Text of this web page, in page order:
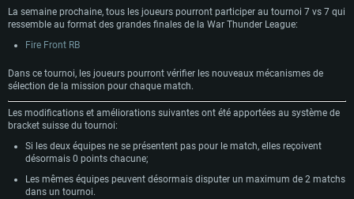
Disque dur: 23.1 Go (client minimal)
Recommandée
OS: Windows 10/11 (64 bit)
Processeur: Intel Core i5 ou Ryzen5 3600 et plus
Mémoire: 16 GB et plus
1060 et plus, Radeon RX 570 et plus.
Connection: Connexion Internet à haut débit
Disque dur: 75.9 Go (client complet)
Connection: Connexion Internet à haut débit
Disque dur: 62,2 Go (client minimal)
OS: Mac OS Big Sur 11.0 ou plus récent
Processeur: Core i7 (Les processeurs Intel Xeon ne sont pas supportés)
Mémoire: 8 GB
Carte graphique: Radeon Vega II ou plus avec support de Metal
Connection: Connexion Internet à haut débit
Disque dur: 62,2 Go (client complet)
Connection: Connexion Internet à haut débit
Disque dur: 62,2 Go (client minimal)
OS: Ubuntu 20.04 64bit
Processeur: Intel Core i7
Mémoire: 8 GB
Carte graphique: NVIDIA 1060 avec les derniers drivers (moins de 6 mois) /
de même pour AMD (Radeon RX 570) avec les derniers drivers de moins de
Connection: Connexion Internet à haut débit
La semaine prochaine, tous les joueurs pourront participer au tournoi 7 vs 7 qui
ressemble au format des grandes finales de la War Thunder League:
Fire Front RB
Dans ce tournoi, les joueurs pourront vérifier les nouveaux mécanismes de
sélection de la mission pour chaque match.
Les modifications et améliorations suivantes ont été apportées au système de
bracket suisse du tournoi:
Si les deux équipes ne se présentent pas pour le match, elles reçoivent
désormais 0 points chacune;
Les mêmes équipes peuvent désormais disputer un maximum de 2 matchs
dans un tournoi.